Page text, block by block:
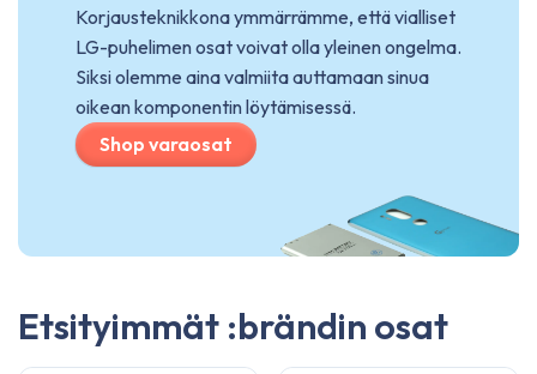
Korjausteknikkona ymmärrämme, että vialliset
LG-puhelimen osat voivat olla yleinen ongelma.
Siksi olemme aina valmiita auttamaan sinua
oikean komponentin löytämisessä.
Shop varaosat
Etsityimmät :brändin osat